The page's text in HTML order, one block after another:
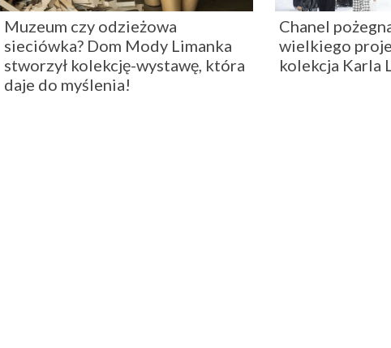
Muzeum czy odzieżowa
sieciówka? Dom Mody Limanka
stworzył kolekcję-wystawę, która
daje do myślenia!
Chanel
wielkiego
kolekcja Karla